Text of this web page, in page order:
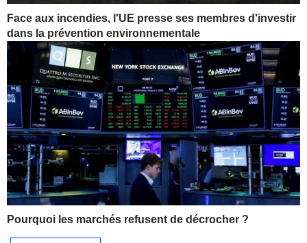
Face aux incendies, l'UE presse ses membres d'investir
dans la prévention environnementale
Pourquoi les marchés refusent de décrocher ?